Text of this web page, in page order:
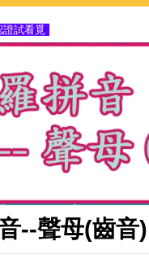
證試看覓
--聲母(齒音)